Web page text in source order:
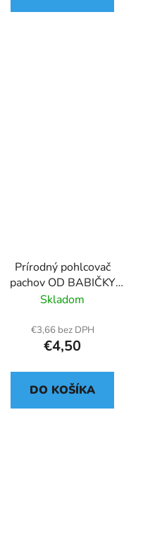
Prírodný pohlcovač
pachov OD BABIČKY
Levanduľa
Skladom
€3,66 bez DPH
€4,50
DO KOŠÍKA